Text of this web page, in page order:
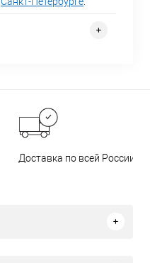
Доставка по всей России